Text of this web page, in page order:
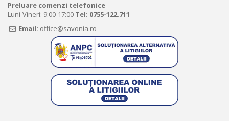
Preluare comenzi telefonice
Luni-Vineri: 9:00-17:00 Tel: 0755-122.711
Email: office@savonia.ro